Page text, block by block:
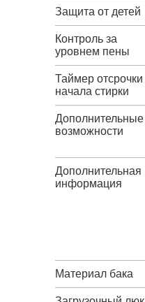
Защита от детей
Контроль за
уровнем пены
Таймер отсрочки
начала стирки
Дополнительные
возможности
Дополнительная
информация
Материал бака